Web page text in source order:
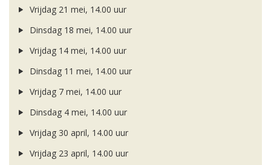
Vrijdag 21 mei, 14.00 uur
Dinsdag 18 mei, 14.00 uur
Vrijdag 14 mei, 14.00 uur
Dinsdag 11 mei, 14.00 uur
Vrijdag 7 mei, 14.00 uur
Dinsdag 4 mei, 14.00 uur
Vrijdag 30 april, 14.00 uur
Vrijdag 23 april, 14.00 uur